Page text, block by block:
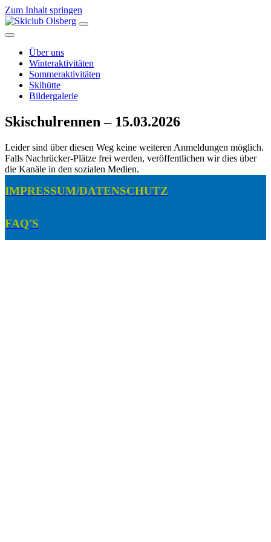
Zum Inhalt springen
Hauptnavigation
Über uns
Winteraktivitäten
Sommeraktivitäten
Skihütte
Bildergalerie
Skischulrennen – 15.03.2026
Leider sind über diesen Weg keine weiteren Anmeldungen möglich.
Falls Nachrücker-Plätze frei werden, veröffentlichen wir dies über
die Kanäle in den sozialen Medien.
IMPRESSUM/DATENSCHUTZ
FAQ'S